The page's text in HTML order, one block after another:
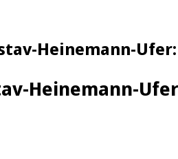
Heinemann-
Heinemann-Ufer